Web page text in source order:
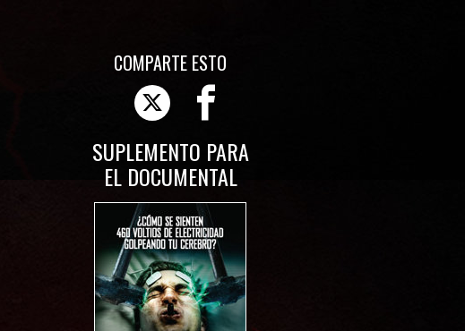
COMPARTE ESTO
SUPLEMENTO PARA
EL DOCUMENTAL